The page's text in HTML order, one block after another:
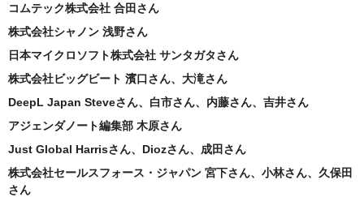
コムテック株式会社 合田さん
株式会社シャノン 浅野さん
日本マイクロソフト株式会社 サンタガタさん
株式会社ビッグビート 濱口さん、大滝さん
DeepL Japan Steveさん、白市さん、内藤さん、吉井さん
アジェンダノート編集部 木原さん
Just Global Harrisさん、Diozさん、成田さん
株式会社セールスフォース・ジャパン 宮下さん、小林さん、久保田
さん